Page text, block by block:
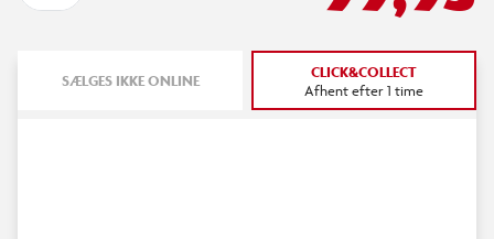
SÆLGES IKKE ONLINE CLICK&COLLECT
Afhent efter 1 time